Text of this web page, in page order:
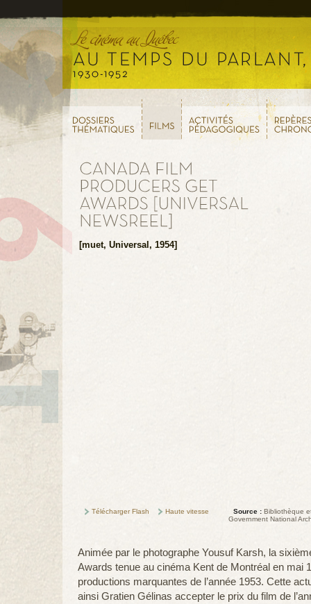
[muet, Universal, 1954]
Télécharger Flash Haute vitesse Source : Bibliothèque
Government National
Animée par le photographe Yousuf Karsh, la
Awards tenue au cinéma Kent de Montréal en mai
productions marquantes de l’année 1953. Cette
ainsi Gratien Gélinas accepter le prix du film de